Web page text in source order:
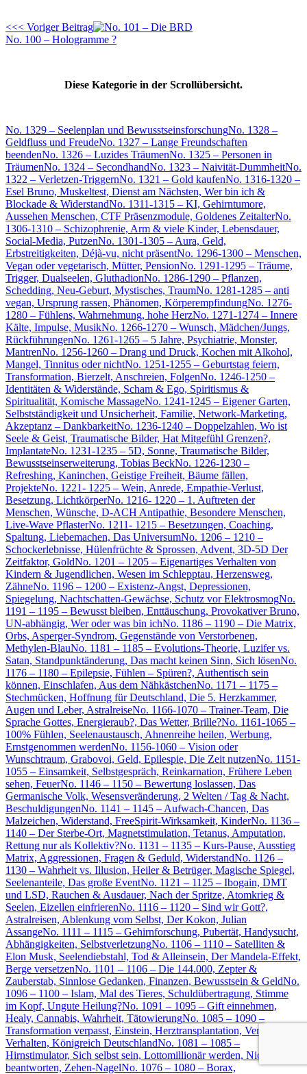
<<< Voriger Beitrag
No. 100 – Hologramme ?
Diese Kategorie in der Scrollübersicht.
No. 1329 – Seelenplan und BewusstseinsforschungNo. 1328 –
Geldfluss und FreudeNo. 1327 – Lange Freundschaften
beendenNo. 1326 – Luzides TräumenNo. 1325 – Personen in
TräumenNo. 1324 – SecondhandNo. 1323 – Naivität-DummheitNo.
1322 – Verletzen-TriggernNo. 1321 – Gold kaufenNo. 1316-1320 –
Esel Bruno, Muskeltest, Dienst am Nächsten, Wer bin ich &
Blockade & WiderstandNo. 1311-1315 – KI, Gehirntumore,
Aussehen Menschen, CTF Präsenzmodule, Goldenes ZeitalterNo.
1306-1310 – Schizophrenie, Arm & viele Kinder, Lebensdauer,
Social-Media, PutzenNo. 1301-1305 – Aura, Geld,
Erbstreitigkeiten, Déjà-vu, nicht präsentNo. 1296-1300 – Menschen,
Vegan oder vegetarisch, Mütter, PensionNo. 1291-1295 – Träume,
Trigger, Dualseelen, GluthadionNo. 1286-1290 – Pflanzen,
Schedding, Neu-Geburt, Mystisches, TraumNo. 1281-1285 – anti
vegan, Ursprung rassen, Phänomen, KörperempfindungNo. 1276-
1280 – Fühlens, Wahrnehmung, hohe HerzNo. 1271-1274 – Innere
Kälte, Impulse, MusikNo. 1266-1270 – Wunsch, Mädchen/Jungs,
RückführungenNo. 1261-1265 – 5 Jahre, Psychiatrie, Monster,
MantrenNo. 1256-1260 – Drang und Druck, Kochen mit Alkohol,
Mangel, Tinnitus oder nichtNo. 1251-1255 – Geburtstag feiern,
Transformation, Bierzelt, Anschreien, FolgenNo. 1246-1250 –
Identitäten & Widerstände, Scham & Ego, Spiritismus &
Spiritualität, Komische MassageNo. 1241-1245 – Eigener Garten,
Selbstständigkeit und Unsicherheit, Familie, Network-Marketing,
Akzeptanz – DankbarkeitNo. 1236-1240 – Doppelzahlen, Wo ist
Seele & Geist, Traumatische Bilder, Hat Mitgefühl Grenzen?,
ImplantateNo. 1231-1235 – 5D, Sonne, Traumatische Bilder,
Bewusstseinserweiterung, Tobias BeckNo. 1226-1230 –
Refreshing, Kaninchen, Geistige Freiheit, Bäume fällen,
ProjekteNo. 1221- 1225 – Wein, Anrede, Empathie-Verlust,
Besetzung, LichtkörperNo. 1216- 1220 – 1. Auftreten der
Menschen, Wünsche, D-ACH Antipathie, Besondere Menschen,
Live-Wave PflasterNo. 1211- 1215 – Besetzungen, Coaching,
Spaltung, Liebemachen, Das UniversumNo. 1206 – 1210 –
Schockerlebnisse, Hülenfrüchte & Sprossen, Advent, 3D-5D Der
Zeitfaktor, GoldNo. 1201 – 1205 – Eigenartiges Verhalten von
Kindern & Jugendlichen, Wesen im Schlepptau, Herzensweg,
ZähneNo. 1196 – 1200 – Existenz-Angst, Depressionen,
Spiegelung, Nachtschatten-Gewächse, Schutz vor ElektrosmogNo.
1191 – 1195 – Bewusst bleiben, Enttäuschung, Provokativer Bruno,
UN-abhängig, Wer oder was bin ichNo. 1186 – 1190 – Die Matrix,
Orbs, Asperger-Syndrom, Gegenstände von Verstorbenen,
Methylen-BlauNo. 1181 – 1185 – Evolutions-Theorie, Luzifer vs.
Satan, Standpunktänderung, Das macht keinen Sinn, Sich lösenNo.
1176 – 1180 – Epilepsie, Fühlen – Spüren?, Authentisch sein
können, Einschlafen, Aus dem NähkästchenNo. 1171 – 1175 –
Stechmücken, Hoffnung für Deutschland, Die 5. Herzkammer,
Augen und Leber, AstralreiseNo. 1166-1070 – Trainer-Team, Die
Sprache Gottes, Energieraub?, Das Wetter, Brille?No. 1161-1065 –
100% Fühlen, Seelenaustausch, Ahnenreihe heilen, Werbung,
Ernstgenommen werdenNo. 1156-1060 – Vision oder
Wunschtraum, Grabovoi, Geld, Epilespie, Die Zeit nutzenNo. 1151-
1055 – Einsamkeit, Selbstgespräch, Reinkarnation, Frühere Leben
sehen, FeuerNo. 1146 – 1150 – Bewertung loslassen, Das
Germanische Volk, Wesensveränderung, 2 Welten / Tag & Nacht,
BeschuldigungenNo. 1141 – 1145 – Aufwach-Chancen, Das
Malzeichen, Widerstand, FreeSpirit-Wirksamkeit, KinderNo. 1136 –
1140 – Der Sterbe-Ort, Magnetstimulation, Tetanus, Amputation,
Rettung nur als Kollektiv?No. 1131 – 1135 – Kurs-Pause, Ausstieg
Matrix, Aggressionen, Fragen & Geduld, WiderstandNo. 1126 –
1130 – Wahrheit vs. Illusion, Heiler & Betrüger, Magische Spiegel,
Seelenanteile, Das große EventNo. 1121 – 1125 – Ibogain, DMT
und LSD, Rauchen & Ausdauer, Nach der Spritze, Atomkrieg &
Seelen, Eizellen einfrierenNo. 1116 – 1120 – Sind wir Gott?,
Astralreisen, Ablenkung vom Selbst, Der Kokon, Julian
AssangeNo. 1111 – 1115 – Gehirnforschung, Pubertät, Handysucht,
Abhängigkeiten, SelbstverletzungNo. 1106 – 1110 – Satelliten &
Elon Musk, Seelendiebstahl, Tod & Alleinsein, Der Mandela-Effekt,
Berge versetzenNo. 1101 – 1106 – Die 144.000, Zepter &
Zauberstab, Sinnlose Gedanken, Finanzen, Bewusstsein & GeldNo.
1096 – 1100 – Islam, Mal des Tieres, Schuldübertragung, Stimme
im Kopf, Ungute Heilung?No. 1091 – 1095 – Gift einnehmen,
Healy, Cannabis, Wahrheit, TätowierungNo. 1085 – 1090 –
Transformation verpasst, Einstein, Herztransplantation, Verletzendes
Verhalten, Königreich DeutschlandNo. 1081 – 1085 –
Hirnstimulator, Sich selbst sein, Lottomillionär werden, Nicht
beantworten, Zehen-NagelNo. 1076 – 1080 – Borax,